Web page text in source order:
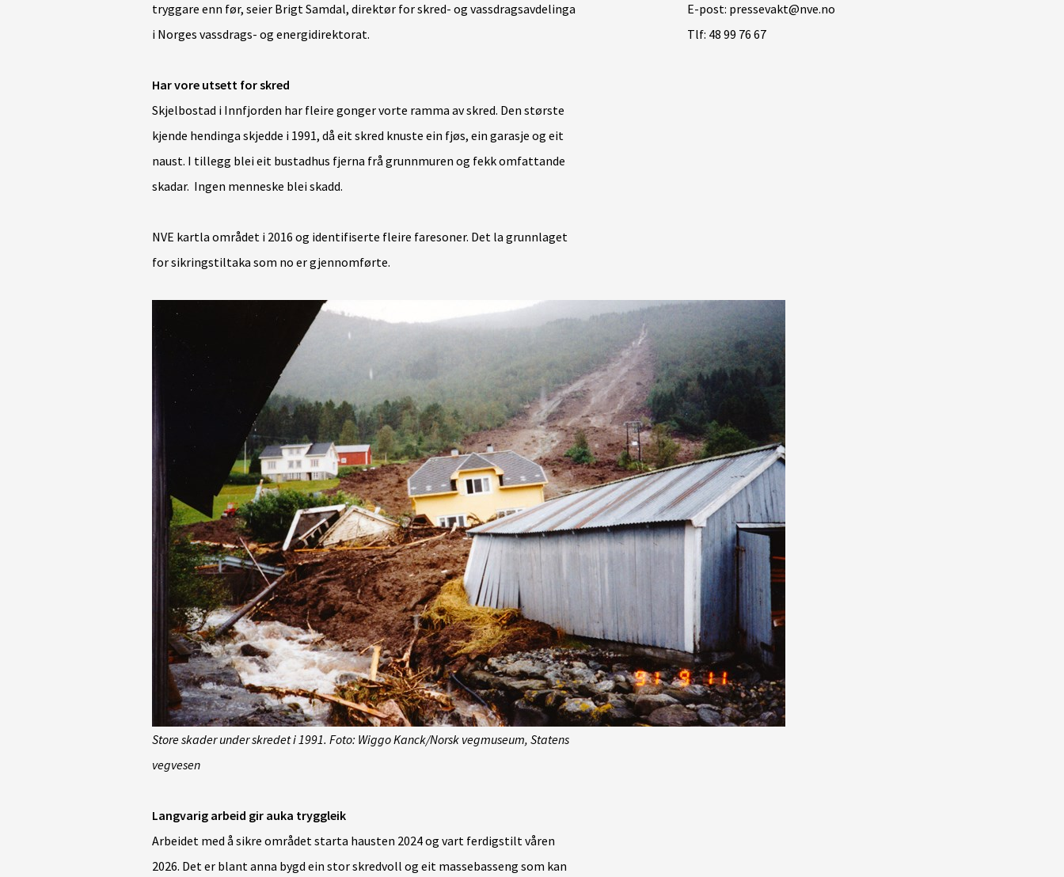
tryggare enn før, seier Brigt Samdal, direktør for skred- og vassdragsavdelinga
i Norges vassdrags- og energidirektorat.
Har vore utsett for skred
Skjelbostad i Innfjorden har fleire gonger vorte ramma av skred. Den største
kjende hendinga skjedde i 1991, då eit skred knuste ein fjøs, ein garasje og eit
naust. I tillegg blei eit bustadhus fjerna frå grunnmuren og fekk omfattande
skadar. Ingen menneske blei skadd.
NVE kartla området i 2016 og identifiserte fleire faresoner. Det la grunnlaget
for sikringstiltaka som no er gjennomførte.
Store skader under skredet i 1991. Foto: Wiggo Kanck/Norsk vegmuseum, Statens
vegvesen
Langvarig arbeid gir auka tryggleik
Arbeidet med å sikre området starta hausten 2024 og vart ferdigstilt våren
2026. Det er blant anna bygd ein stor skredvoll og eit massebasseng som kan
E-post: pressevakt@nve.no
Tlf: 48 99 76 67